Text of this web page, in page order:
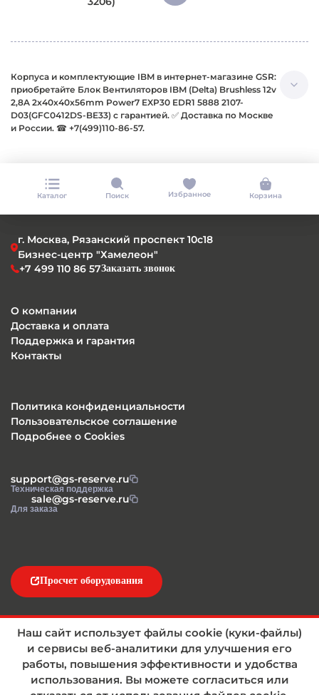
Корпуса и комплектующие IBM в интернет-магазине GSR:
приобретайте Блок Вентиляторов IBM (Delta) Brushless 12v
2,8A 2x40x40x56mm Power7 EXP30 EDR1 5888 2107-
D03(GFC0412DS-BE33) с гарантией. ✅ Доставка по Москве
и России. ☎ +7(499)110-86-57.
Каталог Поиск Избранное Корзина
г. Москва, Рязанский проспект 10с18
Бизнес-центр "Хамелеон"
+7 499 110 86 57Заказать звонок
support@gs-reserve.ru
Техническая поддержка
sale@gs-reserve.ru
Для заказа
О компании
Доставка и оплата
Поддержка и гарантия
Контакты
Просчет оборудования
Напишите нам
Политика конфиденциальности
Пользовательское соглашение
Подробнее о Cookies
Наш сайт использует файлы cookie (куки-файлы)
и сервисы веб-аналитики для улучшения его
работы, повышения эффективности и удобства
использования. Вы можете согласиться или